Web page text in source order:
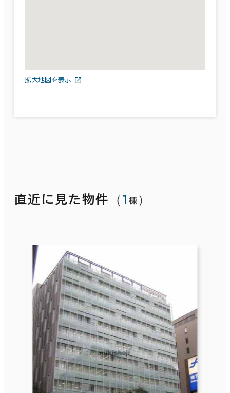
拡大地図を表示
直近に見た物件 （1 棟 ）